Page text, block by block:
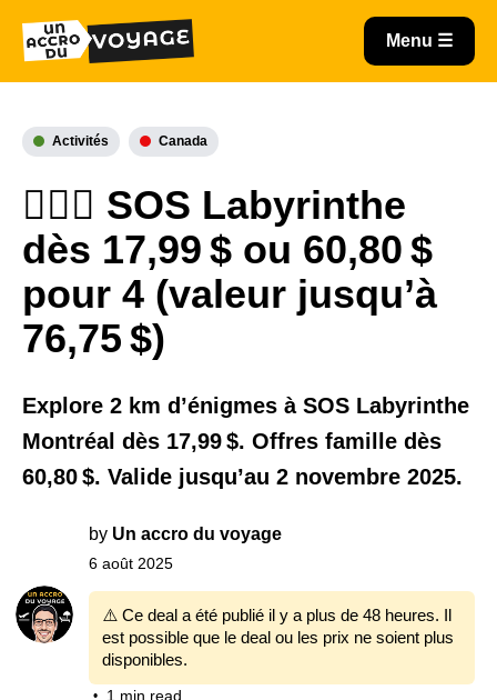
Activités Canada
🕵🏻‍♂️ SOS Labyrinthe
dès 17,99 $ ou 60,80 $
pour 4 (valeur jusqu’à
76,75 $)
Explore 2 km d’énigmes à SOS Labyrinthe
Montréal dès 17,99 $. Offres famille dès
60,80 $. Valide jusqu’au 2 novembre 2025.
by Un accro du voyage
6 août 2025
⚠️ Ce deal a été publié il y a plus de 48 heures. Il
est possible que le deal ou les prix ne soient plus
disponibles.
• 1 min read